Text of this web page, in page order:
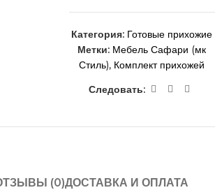
Категория: Готовые прихожие
Метки: Мебель Сафари (мк
Стиль), Комплект прихожей
Следовать:
(0)ДОСТАВКА И ОПЛАТА